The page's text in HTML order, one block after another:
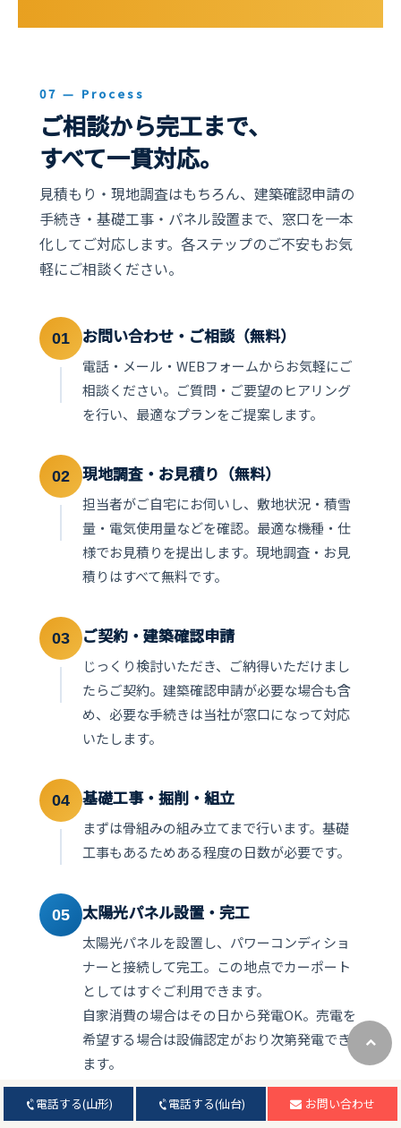
07 — Process
ご相談から完工まで、
すべて一貫対応。
見積もり・現地調査はもちろん、建築確認申請の
手続き・基礎工事・パネル設置まで、窓口を一本
化してご対応します。各ステップのご不安もお気
軽にご相談ください。
01 お問い合わせ・ご相談（無料）
電話・メール・WEBフォームからお気軽にご
相談ください。ご質問・ご要望のヒアリング
を行い、最適なプランをご提案します。
02 現地調査・お見積り（無料）
担当者がご自宅にお伺いし、敷地状況・積雪
量・電気使用量などを確認。最適な機種・仕
様でお見積りを提出します。現地調査・お見
積りはすべて無料です。
03 ご契約・建築確認申請
じっくり検討いただき、ご納得いただけまし
たらご契約。建築確認申請が必要な場合も含
め、必要な手続きは当社が窓口になって対応
いたします。
04 基礎工事・掘削・組立
まずは骨組みの組み立てまで行います。基礎
工事もあるためある程度の日数が必要です。
05 太陽光パネル設置・完工
太陽光パネルを設置し、パワーコンディショ
ナーと接続して完工。この地点でカーポート
としてはすぐご利用できます。
自家消費の場合はその日から発電OK。売電を
希望する場合は設備認定がおり次第発電でき
ます。
電話する(山形) 電話する(仙台) お問い合わせ